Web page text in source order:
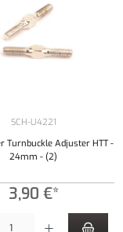
SCH-U4221
Turnbuckle Adjuster HTT -
24mm - (2)
3,90 €*